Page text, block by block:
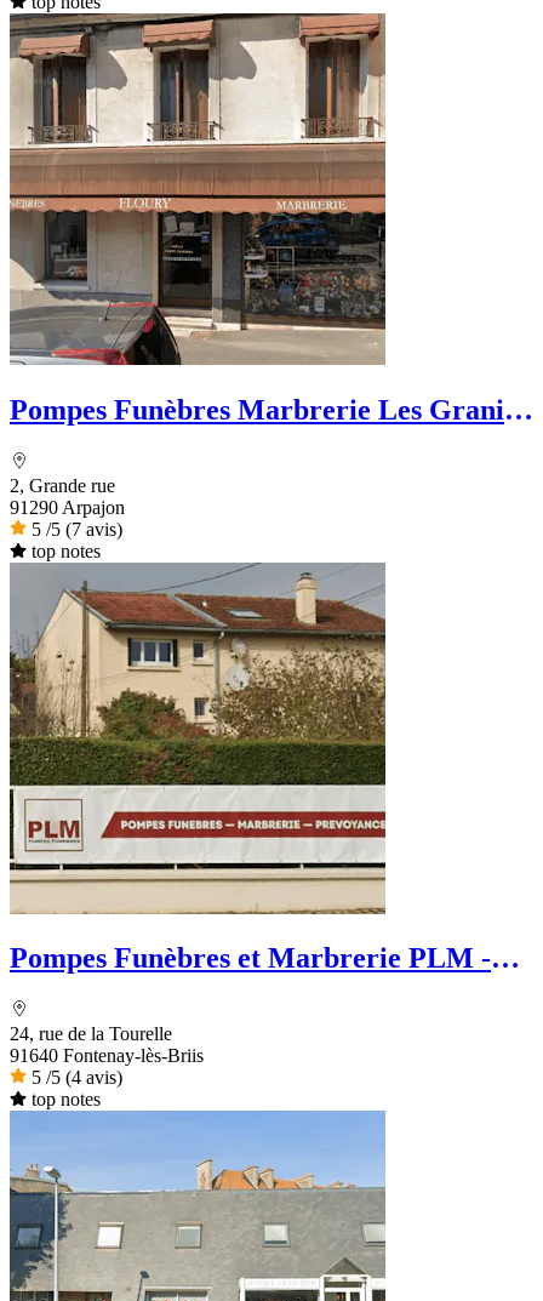
Pompes Funèbres Marbrerie Les Granits
2, Grande rue
91290 Arpajon
5 /5 (7 avis)
top notes
Pompes Funèbres et Marbrerie PLM -
24, rue de la Tourelle
91640 Fontenay-lès-Briis
5 /5 (4 avis)
top notes